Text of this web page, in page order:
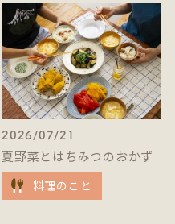
2026/07/21
夏野菜とはちみつのおかず
料理のこと